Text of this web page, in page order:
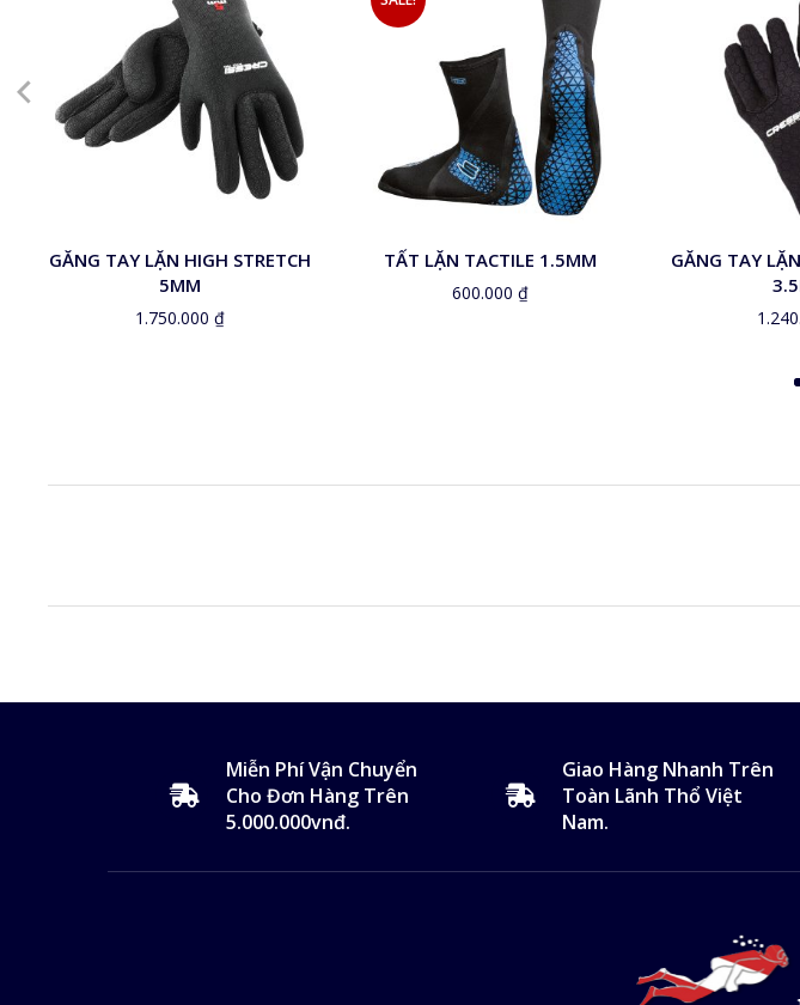
GĂNG TAY LẶN HIGH STRETCH
5MM
1.750.000 ₫
L M S
XL
Black
Blue
TẤT LẶN TACTILE 1.5MM
600.000 ₫
GĂNG TAY
Miễn Phí Vận Chuyển
Cho Đơn Hàng Trên
5.000.000vnđ.
Giao Hàng Nhanh Trên
Toàn Lãnh Thổ Việt
Nam.